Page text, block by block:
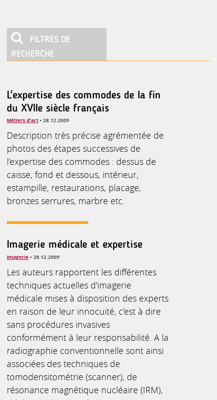
FILTRES DE
RECHERCHE
L'expertise des commodes de la fin
du XVIIe siècle français
Métiers d'art • 28.12.2009
Description très précise agrémentée de
photos des étapes successives de
l'expertise des commodes : dessus de
caisse, fond et dessous, intérieur,
estampille, restaurations, placage,
bronzes serrures, marbre etc.
Imagerie médicale et expertise
Imagerie • 28.12.2009
Les auteurs rapportent les différentes
techniques actuelles d'imagerie
médicale mises à disposition des experts
en raison de leur innocuité, c'est à dire
sans procédures invasives
conformément à leur responsabilité. A la
radiographie conventionnelle sont ainsi
associées des techniques de
tomodensitométrie (scanner), de
résonance magnétique nucléaire (IRM),